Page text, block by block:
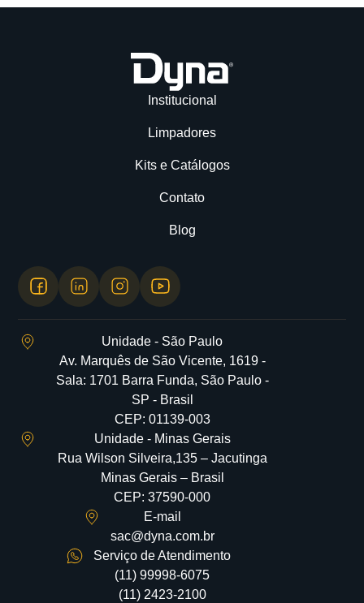
Institucional
Limpadores
Kits e Catálogos
Contato
Blog
Unidade - São Paulo
Av. Marquês de São Vicente, 1619 -
Sala: 1701 Barra Funda, São Paulo -
SP - Brasil
CEP: 01139-003
Unidade - Minas Gerais
Rua Wilson Silveira,135 – Jacutinga
Minas Gerais – Brasil
CEP: 37590-000
E-mail
sac@dyna.com.br
Serviço de Atendimento
(11) 99998-6075
(11) 2423-2100